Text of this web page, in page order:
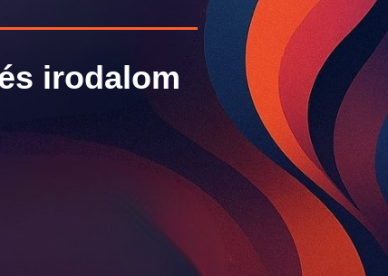
irodalom